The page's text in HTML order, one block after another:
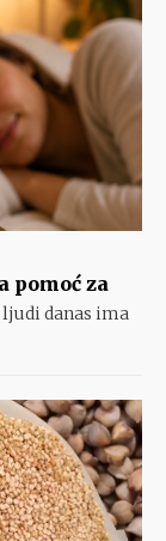
pomoć za
ljudi danas ima